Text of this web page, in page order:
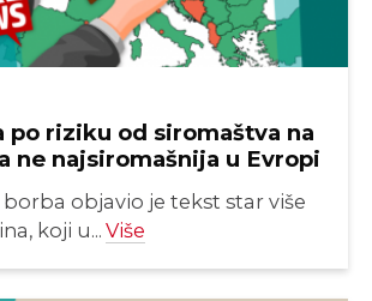
po riziku od siromaštva na
ne najsiromašnija u Evropi
objavio je tekst star više
koji u...Više